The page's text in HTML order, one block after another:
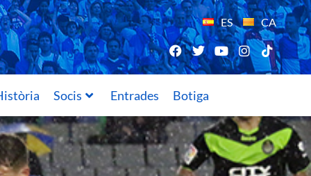
ES CA
Socis Entrades Botiga